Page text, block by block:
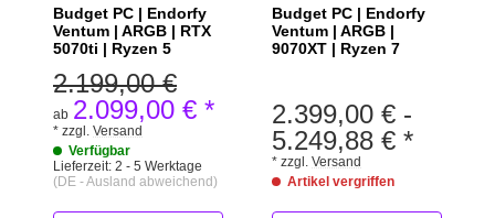
Budget PC | Endorfy
Ventum | ARGB | RTX
5070ti | Ryzen 5
ab 2.099,00 € *
2.199,00 €
* zzgl. Versand
Verfügbar
Lieferzeit: 2 - 5 Werktage
(DE - Ausland abweichend)
Budget PC | Endorfy
Ventum | ARGB |
9070XT | Ryzen 7
2.399,00 € -
5.249,88 € *
* zzgl. Versand
Artikel vergriffen